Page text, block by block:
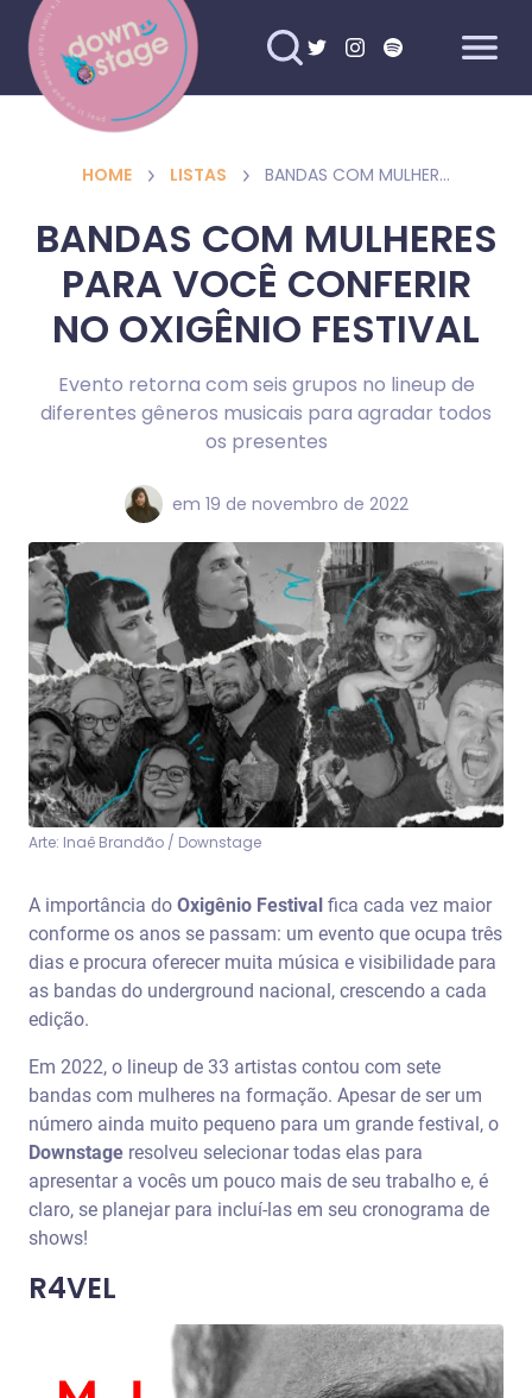
HOME LISTAS BANDAS COM MULHERES PARA VOCÊ CONFERIR NO OXIGÊNIO FESTIVAL
BANDAS COM MULHERES
PARA VOCÊ CONFERIR
NO OXIGÊNIO FESTIVAL
Evento retorna com seis grupos no lineup de
diferentes gêneros musicais para agradar todos
os presentes
em 19 de novembro de 2022
Arte: Inaê Brandão / Downstage
A importância do Oxigênio Festival fica cada vez maior
conforme os anos se passam: um evento que ocupa três
dias e procura oferecer muita música e visibilidade para
as bandas do underground nacional, crescendo a cada
edição.
Em 2022, o lineup de 33 artistas contou com sete
bandas com mulheres na formação. Apesar de ser um
número ainda muito pequeno para um grande festival, o
Downstage resolveu selecionar todas elas para
apresentar a vocês um pouco mais de seu trabalho e, é
claro, se planejar para incluí-las em seu cronograma de
shows!
R4VEL